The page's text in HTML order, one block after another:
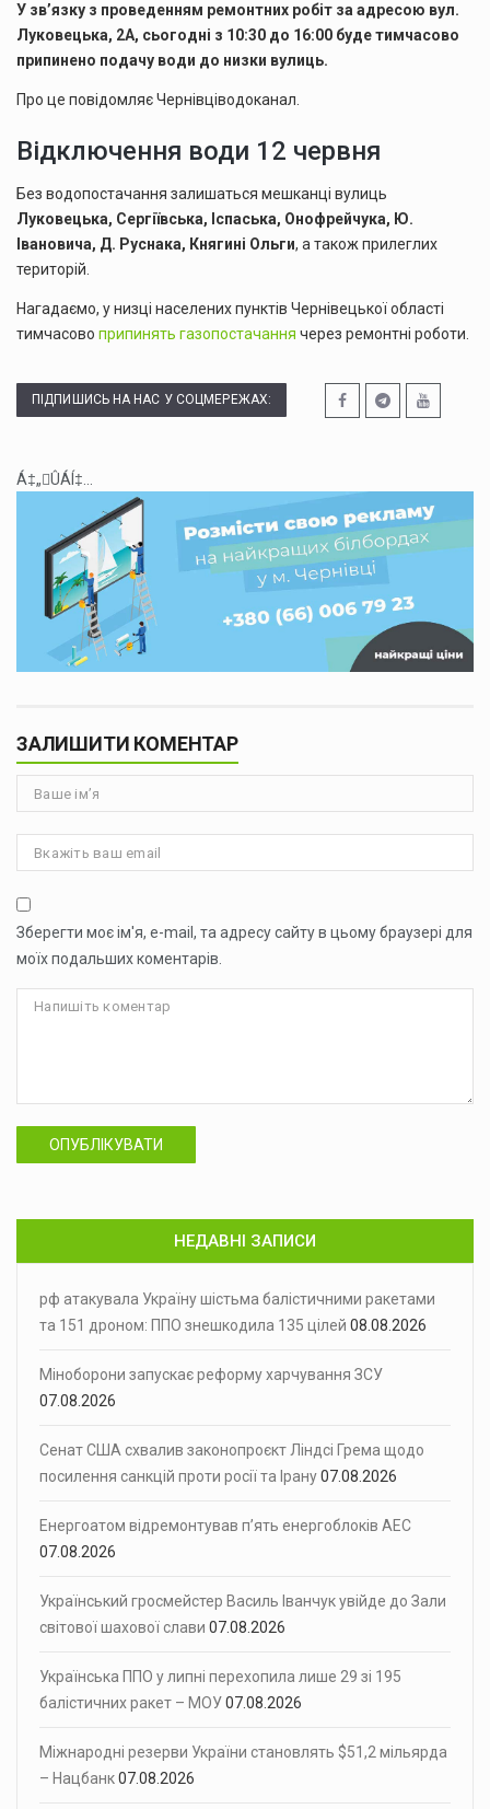
У зв’язку з проведенням ремонтних робіт за адресою вул.
Луковецька, 2А, сьогодні з 10:30 до 16:00 буде тимчасово
припинено подачу води до низки вулиць.
Про це повідомляє Чернівціводоканал.
Відключення води 12 червня
Без водопостачання залишаться мешканці вулиць
Луковецька, Сергіївська, Іспаська, Онофрейчука, Ю.
Івановича, Д. Руснака, Княгині Ольги, а також прилеглих
територій.
Нагадаємо, у низці населених пунктів Чернівецької області
тимчасово припинять газопостачання через ремонтні роботи.
ПІДПИШИСЬ НА НАС У СОЦМЕРЕЖАХ:
Á‡„ÛÁÍ‡...
ЗАЛИШИТИ КОМЕНТАР
Зберегти моє ім'я, e-mail, та адресу сайту в цьому браузері для
моїх подальших коментарів.
ОПУБЛІКУВАТИ
НЕДАВНІ ЗАПИСИ
рф атакувала Україну шістьма балістичними ракетами
та 151 дроном: ППО знешкодила 135 цілей 08.08.2026
Міноборони запускає реформу харчування ЗСУ
07.08.2026
Сенат США схвалив законопроєкт Ліндсі Грема щодо
посилення санкцій проти росії та Ірану07.08.2026
Енергоатом відремонтував п’ять енергоблоків АЕС
07.08.2026
Український гросмейстер Василь Іванчук увійде до Зали
світової шахової слави 07.08.2026
Українська ППО у липні перехопила лише 29 зі 195
балістичних ракет – МОУ07.08.2026
Міжнародні резерви України становлять $51,2 мільярда
– Нацбанк07.08.2026